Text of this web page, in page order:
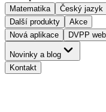
Matematika Český jazyk
Další produkty
Akce
Nová aplikace
DVPP
Novinky a blog
Kontakt